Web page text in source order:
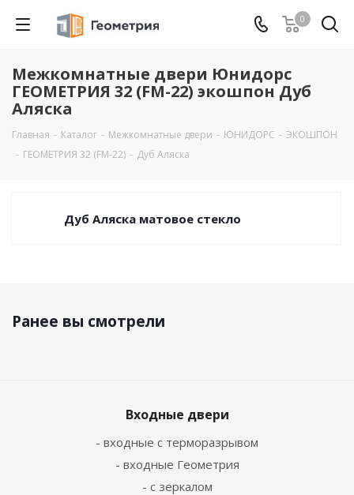
0
Межкомнатные двери Юнидорс
ГЕОМЕТРИЯ 32 (FM-22) экошпон Дуб
Аляска
Главная - Каталог - Межкомнатные двери - ЮНИДОРС - ЭКОШПОН
- ГЕОМЕТРИЯ 32 (FM-22) - Дуб Аляска
Дуб Аляска матовое стекло
Ранее вы смотрели
Входные двери
- входные с терморазрывом
- входные Геометрия
- с зеркалом